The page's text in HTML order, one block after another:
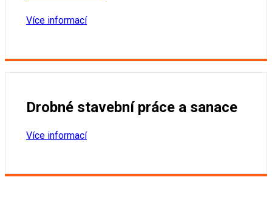
Více informací
Drobné stavební práce a sanace
Více informací